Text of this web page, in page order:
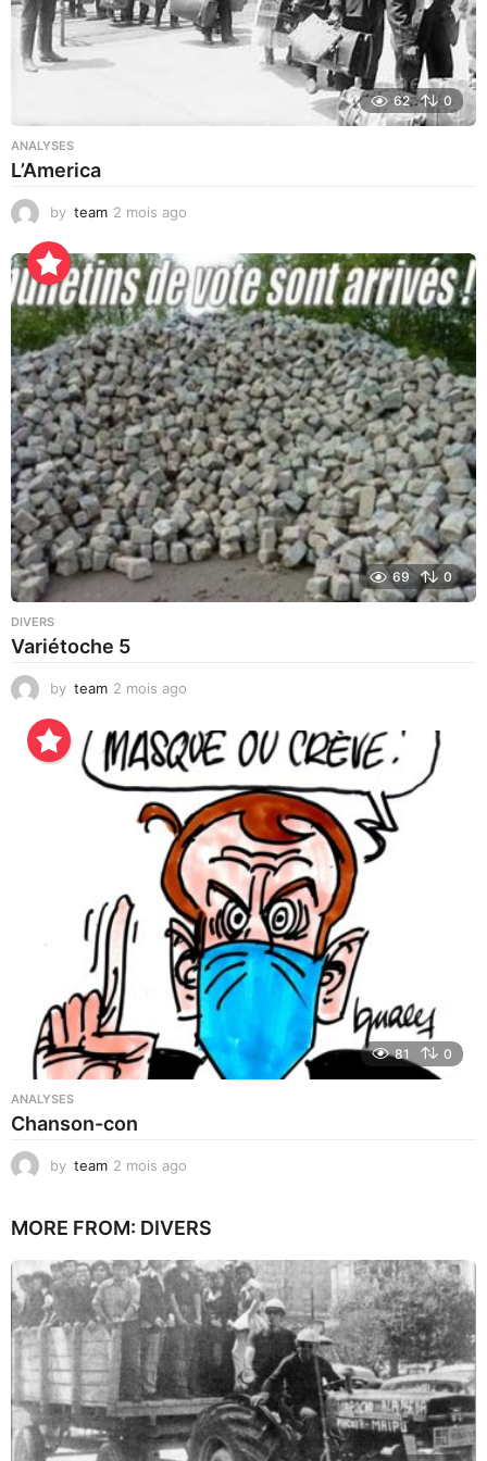
62 0
ANALYSES
L’America
by team 2 mois ago
u
r
s
a
g
o
69 0
DIVERS
Variétoche 5
by team 2 mois ago
e
m
a
i
n
e
s
g
o
81 0
ANALYSES
Chanson-con
by team 2 mois ago
i
a
g
o
MORE FROM: DIVERS